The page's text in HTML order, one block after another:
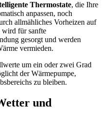
Thermostate, die Ihre
anpassen, noch
allmähliches Vorheizen auf
wird für sanfte
gesorgt und werden
vermieden.
um ein oder zwei Grad
der Wärmepumpe,
zu bleiben.
und